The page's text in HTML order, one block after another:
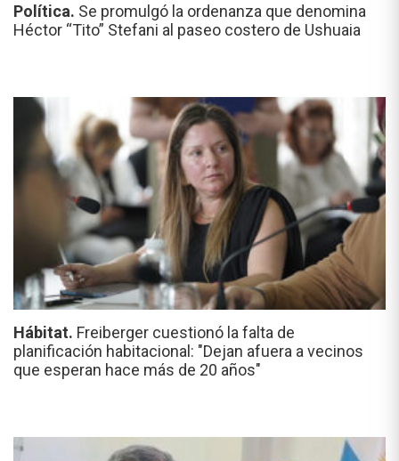
Política. Se promulgó la ordenanza que denomina
Héctor “Tito” Stefani al paseo costero de Ushuaia
Hábitat. Freiberger cuestionó la falta de
planificación habitacional: "Dejan afuera a vecinos
que esperan hace más de 20 años"